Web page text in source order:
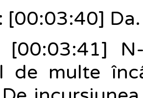
[00:03:40] Da.
[00:03:41]
de multe